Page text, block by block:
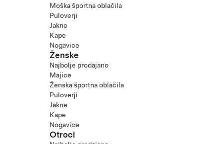
Moška športna oblačila
Puloverji
Jakne
Kape
Nogavice
Ženske
Najbolje prodajano
Majice
Ženska športna oblačila
Puloverji
Jakne
Kape
Nogavice
Otroci